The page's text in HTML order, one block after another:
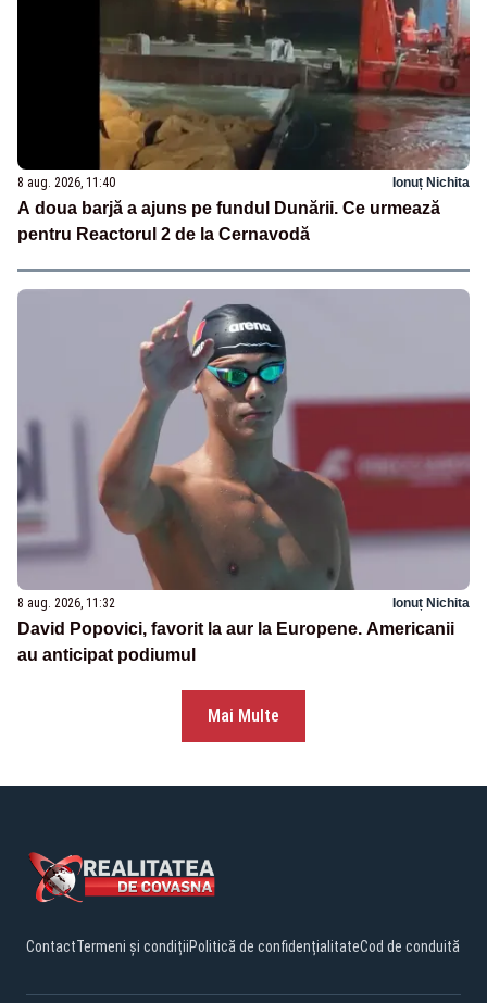
8 aug. 2026, 11:40 Ionuț Nichita
A doua barjă a ajuns pe fundul Dunării. Ce urmează
pentru Reactorul 2 de la Cernavodă
8 aug. 2026, 11:32 Ionuț Nichita
David Popovici, favorit la aur la Europene. Americanii
au anticipat podiumul
Mai Multe
ContactTermeni și condițiiPolitică de confidențialitateCod de conduită